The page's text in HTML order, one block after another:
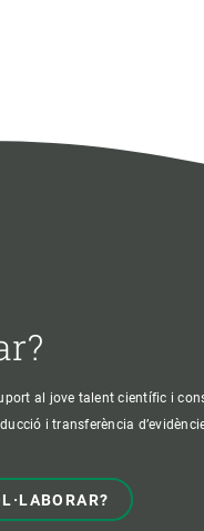
al jove talent científic i
i transferència